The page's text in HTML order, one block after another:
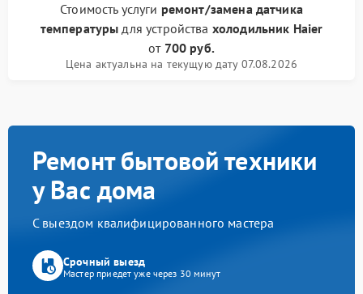
Стоимость услуги ремонт/замена датчика
температуры для устройства холодильник Haier
от 700 руб.
Цена актуальна на текущую дату 07.08.2026
Ремонт бытовой техники
у Вас дома
С выездом квалифицированного мастера
Срочный выезд
Мастер приедет уже через 30 минут